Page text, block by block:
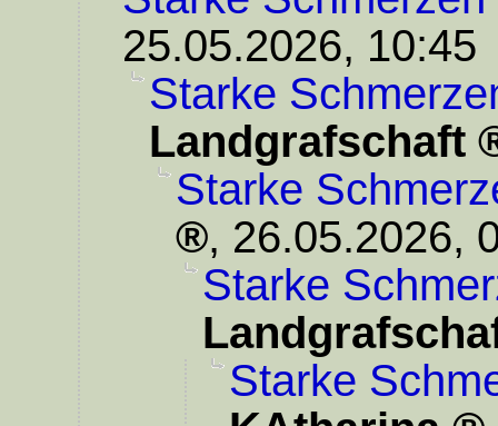
25.05.2026, 10:45
Starke
Landgrafschaft
Starke
, 26.05.2026,
Starke
Starke